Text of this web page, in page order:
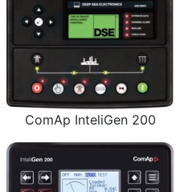
ComAp InteliGen 200